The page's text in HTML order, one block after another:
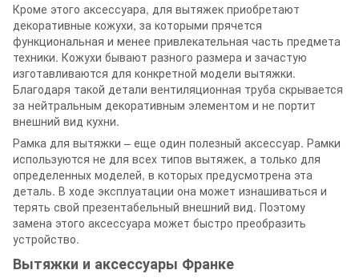
Кроме этого аксессуара, для вытяжек приобретают
декоративные кожухи, за которыми прячется
функциональная и менее привлекательная часть предмета
техники. Кожухи бывают разного размера и зачастую
изготавливаются для конкретной модели вытяжки.
Благодаря такой детали вентиляционная труба скрывается
за нейтральным декоративным элементом и не портит
внешний вид кухни.
Рамка для вытяжки – еще один полезный аксессуар. Рамки
используются не для всех типов вытяжек, а только для
определенных моделей, в которых предусмотрена эта
деталь. В ходе эксплуатации она может изнашиваться и
терять свой презентабельный внешний вид. Поэтому
замена этого аксессуара может быстро преобразить
устройство.
Вытяжки и аксессуары Франке